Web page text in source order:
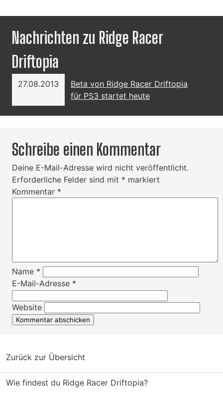
Nachrichten zu Ridge Racer
Driftopia
27.08.2013
Beta von Ridge Racer Driftopia
für PS3 startet heute
Schreibe einen Kommentar
Deine E-Mail-Adresse wird nicht veröffentlicht.
Erforderliche Felder sind mit * markiert
Kommentar *
Name *
E-Mail-Adresse *
Website
Zurück zur Übersicht
Wie findest du Ridge Racer Driftopia?